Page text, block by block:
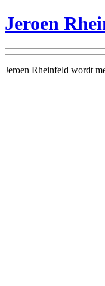
Jeroen
Jeroen Rheinfeld wordt